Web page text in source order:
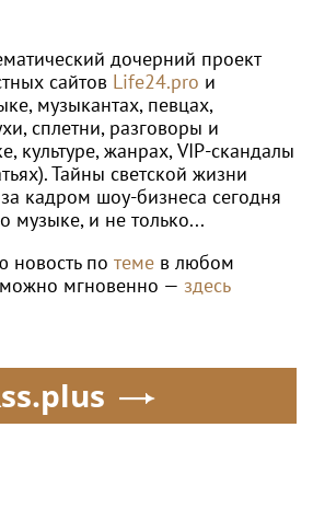
дочерний проект
сайтов Life24.pro и
музыкантах, певцах,
сплетни, разговоры и
культуре, жанрах, VIP-скандалы
Тайны светской жизни
кадром шоу-бизнеса сегодня
музыке, и не только...
новость по теме в любом
можно мгновенно — здесь